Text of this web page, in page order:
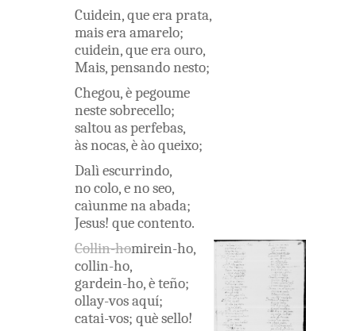
Cuidein,queeraprata,
maiseraamarelo;
cuidein,queeraouro,
Mais,pensandonesto;
Chegou,èpegoume
nestesobrecello;
saltouasperfebas,
àsnocas,èàoqueixo;
Dalìescurrindo,
nocolo,enoseo,
caìunmenaabada;
Jesus! quecontento.
Collin-homirein-ho,
collin-ho,
gardein-ho,èteño;
ollay-vosaquí;
catai-vos; quèsello!